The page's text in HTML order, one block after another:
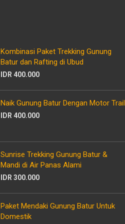
Kombinasi Paket Trekking Gunung
Batur dan Rafting di Ubud
IDR 400.000
Naik Gunung Batur Dengan Motor Trail
IDR 400.000
Sunrise Trekking Gunung Batur &
Mandi di Air Panas Alami
IDR 300.000
Paket Mendaki Gunung Batur Untuk
Domestik